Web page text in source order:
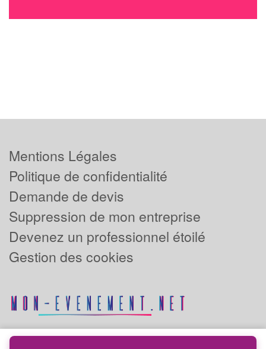
Mentions Légales
Politique de confidentialité
Demande de devis
Suppression de mon entreprise
Devenez un professionnel étoilé
Gestion des cookies